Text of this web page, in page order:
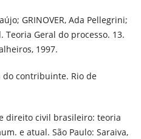
GRINOVER, Ada Pellegrini;
Teoria Geral do processo. 13.
1997.
do contribuinte. Rio de
direito civil brasileiro: teoria
e atual. São Paulo: Saraiva,